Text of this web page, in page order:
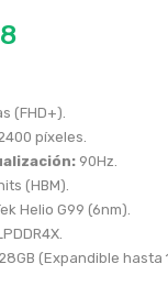
(FHD+).
píxeles.
90Hz.
(HBM).
Helio G99 (6nm).
(Expandible hasta